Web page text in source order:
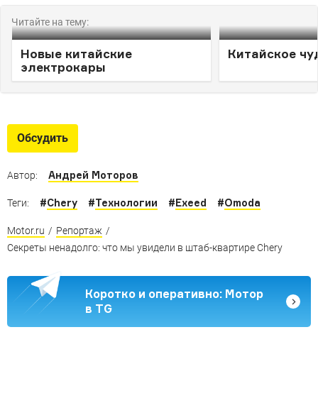
Читайте на тему:
Новые китайские
электрокары
Китайское
Обсудить
Автор: Андрей Моторов
Теги: #Chery #Технологии #Exeed #Omoda
Motor.ru / Репортаж /
Секреты ненадолго: что мы увидели в штаб-квартире Chery
Коротко и оперативно: Мотор
в TG